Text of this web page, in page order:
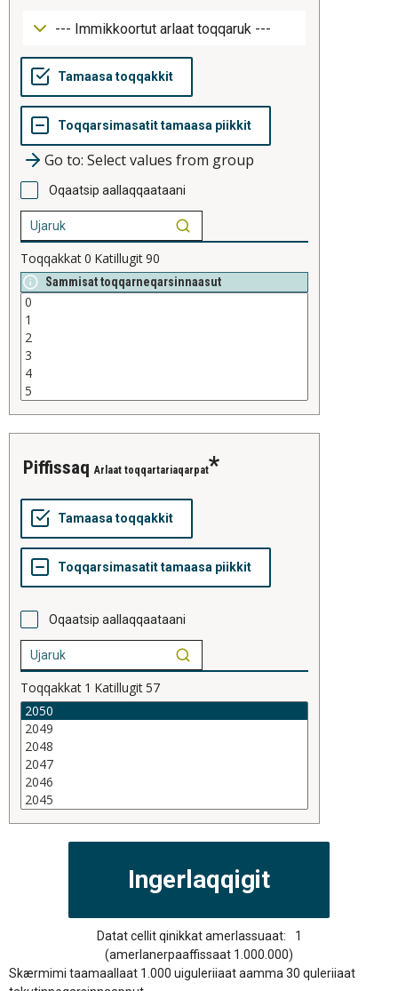
Go to: Select values from group
Oqaatsip aallaqqaataani
Toqqakkat0 Katillugit90
Sammisat toqqarneqarsinnaasut
piffissaq Arlaat toqqartariaqarpat
Oqaatsip aallaqqaataani
Toqqakkat 1 Katillugit57
Datat cellit qinikkat amerlassuaat:
1
(amerlanerpaaffissaat 1.000.000)
Skærmimi taamaallaat 1.000 uiguleriiaat aamma 30 quleriiaat